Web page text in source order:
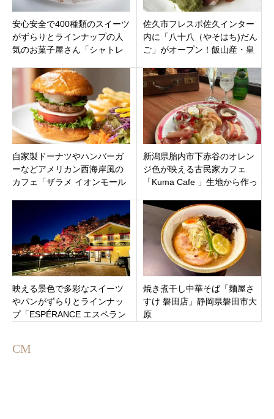
安心安全で400種類のスイーツ
がずらりとラインナップの人
気のお菓子屋さん「シャトレ
市
佐久市フレスポ佐久インター
内に「八十八（やそはち)だん
ご」がオープン！飯山産・皇
門店。
自家製ドーナツやハンバーガ
ーなどアメリカン西海岸風の
カフェ「ザラメ イオンモール
新潟県胎内市下赤谷のオレン
ジ色が映える古民家カフェ
「Kuma Cafe 」生地から作っ
イーツ
映える景色で多彩なスイーツ
やパンがずらりとラインナッ
プ「ESPÉRANCE エスペラン
焼き煮干し中華そば「麺屋さ
すけ 磐田店」静岡県磐田市大
原
CM